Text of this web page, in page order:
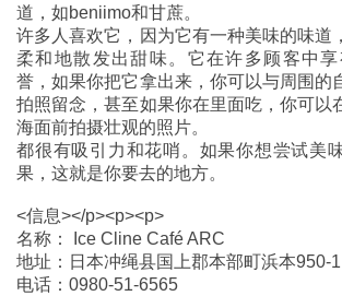
道，如beniimo和甘蔗。
许多人喜欢它，因为它有一种美味的味道
柔和地散发出甜味。它在许多顾客中享
誉，如果你把它拿出来，你可以与周围的
拍照留念，甚至如果你在里面吃，你可以
海面前拍摄壮观的照片。
都很有吸引力和花哨。如果你想尝试美
果，这就是你要去的地方。
<信息></p><p><p>
名称： Ice Cline Café ARC
地址：日本冲绳县国上郡本部町浜本950-1
电话：0980-51-6565